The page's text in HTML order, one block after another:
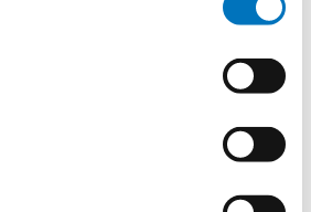
Ohjauskaapeli ÖPVC-JZ 7G6